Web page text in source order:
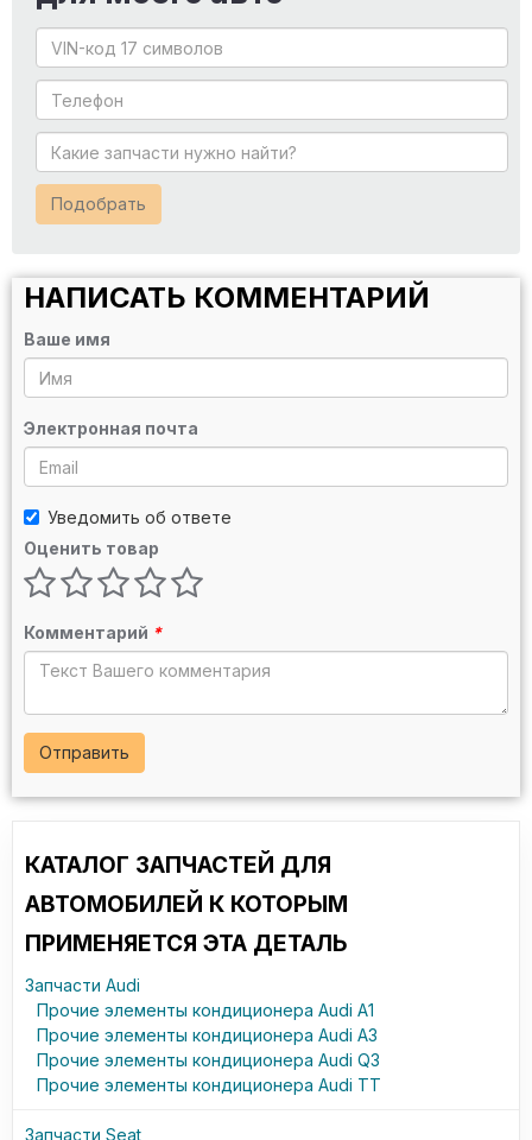
Подобрать
НАПИСАТЬ КОММЕНТАРИЙ
Ваше имя
Электронная почта
Уведомить об ответе
Оценить товар
Комментарий *
Отправить
КАТАЛОГ ЗАПЧАСТЕЙ ДЛЯ
АВТОМОБИЛЕЙ К КОТОРЫМ
ПРИМЕНЯЕТСЯ ЭТА ДЕТАЛЬ
Запчасти Audi
Прочие элементы кондиционера Audi A1
Прочие элементы кондиционера Audi A3
Прочие элементы кондиционера Audi Q3
Прочие элементы кондиционера Audi TT
Запчасти Seat